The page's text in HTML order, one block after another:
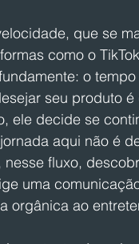
que se
como o
o
seu produto
ele decide se
aqui não é
nesse fluxo,
uma
orgânica ao